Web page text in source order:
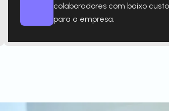
colaboradores com baixo custo
para a empresa.